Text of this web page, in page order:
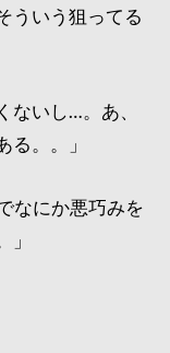
ういう狙ってる
ないし…。あ、
る。。」
なにか悪巧みを